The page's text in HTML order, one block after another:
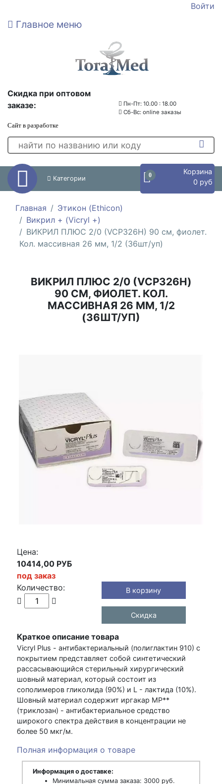
Войти
Главное меню
Скидка при оптовом
заказе:
Сайт в разработке
Пн-Пт: 10.00 : 18.00
Сб-Вс: online заказы
Категории 0
Корзина
0 руб
Главная
Этикон (Ethicon)
Викрил + (Vicryl +)
ВИКРИЛ ПЛЮС 2/0 (VCP326H) 90 см, фиолет.
Кол. массивная 26 мм, 1/2 (36шт/уп)
ВИКРИЛ ПЛЮС 2/0 (VCP326H)
90 СМ, ФИОЛЕТ. КОЛ.
МАССИВНАЯ 26 ММ, 1/2
(36ШТ/УП)
Цена:
10414,00 РУБ
под заказ
Количество:
В корзину
Скидка
Краткое описание товара
Vicryl Plus - антибактериальный (полиглактин 910) с
покрытием представляет собой синтетический
рассасывающийся стерильный хирургический
шовный материал, который состоит из
сополимеров гликолида (90%) и L - лактида (10%).
Шовный материал содержит иргакар МР**
(триклозан) - антибактериальное средство
широкого спектра действия в концентрации не
более 50 мкг/м.
Полная информация о товаре
Информация о доставке:
Минимальная сумма заказа: 3000 руб.